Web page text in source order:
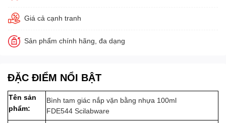
Giá cả cạnh tranh
Sản phẩm chính hãng, đa dạng
ĐẶC ĐIỂM NỔI BẬT
Tên sản
phẩm:
Bình tam giác nắp vặn bằng nhựa 100ml
FDE544 Scilabware